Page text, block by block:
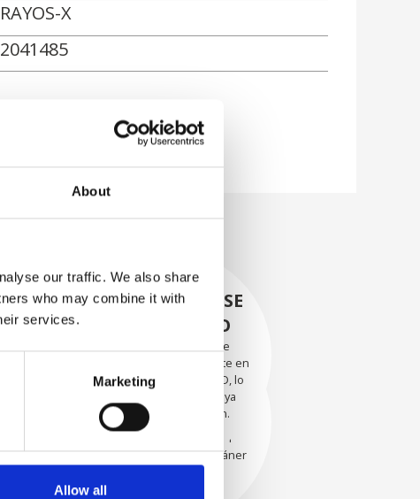
About
our traffic. We also share
who may combine it with
services.
Marketing
Allow all
RAYOS-X
2041485
EVALUACIÓN
EXHAUSTIVA
Nuestros técnicos
experimentados evalúan
cuidadosamente cada escáner
y sus componentes.
RECUPERÁNDOSE
CON CUIDADO
Las piezas utilizables se
recuperan meticulosamente en
un entorno seguro de ESD, lo
que garantiza que no haya
daños ni contaminación.